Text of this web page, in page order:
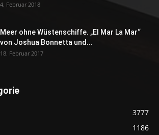
4. Februar 2018
Meer ohne Wüstenschiffe. „El Mar La Mar“
von Joshua Bonnetta und...
18. Februar 2017
3777
1186